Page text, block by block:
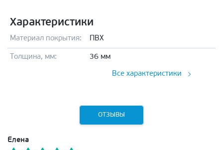
Характеристики
Материал покрытия: ПВХ
Толщина, мм: 36 мм
Все характеристики
ОТЗЫВЫ
Елена